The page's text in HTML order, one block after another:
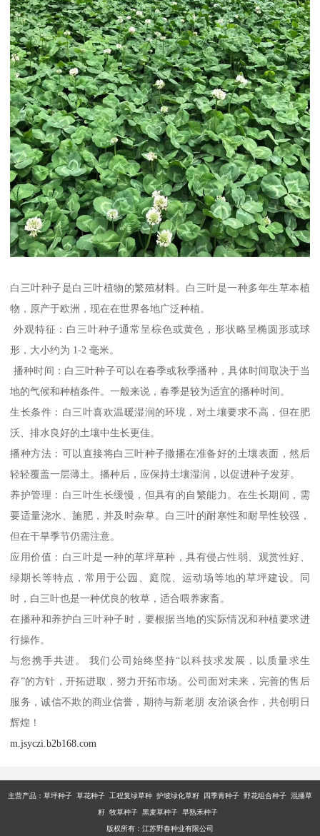
白三叶种子是白三叶植物的繁殖材料。白三叶是一种多年生草本植
物，原产于欧洲，现在在世界各地广泛种植。
外观特征：白三叶种子通常呈棕色或黄色，形状略呈椭圆形或球
形，大小约为 1-2 毫米。
播种时间：白三叶种子可以在春季或秋季播种，具体时间取决于当
地的气候和种植条件。一般来说，春季是较为适宜的播种时间。
生长条件：白三叶喜欢温暖湿润的环境，对土壤要求不高，但在肥
沃、排水良好的土壤中生长更佳。
播种方法：可以直接将白三叶种子撒播在准备好的土壤表面，然后
轻轻覆盖一层薄土。播种后，应保持土壤湿润，以促进种子发芽。
养护管理：白三叶生长缓慢，但具有的自繁能力。在生长期间，需
要适量浇水、施肥，并及时杂草。白三叶的耐寒性和耐旱性较强，
但在干旱季节仍需注意。
应用价值：白三叶是一种的草坪草种，具有侵占性弱、观赏性好、
绿期长等特点，常用于公园、庭院、运动场等地的草坪建设。同
时，白三叶也是一种优良的牧草，适合喂养家畜。
在播种和养护白三叶种子时，要根据当地的实际情况和种植要求进
行操作。
与您携手共进。 我们公司始终坚持“以科技求发展，以质量求生
存”的方针，开拓进取，努力开拓市场。公司面对未来，完善的售后
服务，诚信不欺的商业信誉，期待与新老朋 友洽谈合作，共创明日
辉煌！
m.jsyczi.b2b168.com
主营产品： 草坪种子 草花种子 工程复绿草种 护坡绿化草籽 四季青种子 野花组合种子 混播草
籽 牧草种子 黑麦草种子 早熟禾种子
版权所有：江苏野春种业有限公司